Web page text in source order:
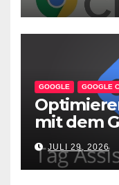
GOOGLE GOOGLE
mit dem
Assistant:
gemacht!
JULI 29, 2026